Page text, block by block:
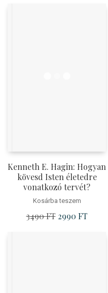
Kenneth E. Hagin: Hogyan
kövesd Isten életedre
vonatkozó tervét?
Kosárba teszem
3490FT Original
2990 FTCurrent